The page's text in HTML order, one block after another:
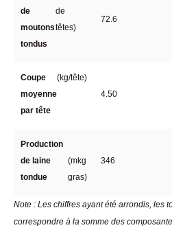
de
moutons
tondus
de
têtes)
72.6
Coupe
moyenne
par tête
(kg/tête)
4.50
Production
de laine
tondue
(mkg
gras)
346
Note : Les chiffres ayant été arrondis, les
correspondre à la somme des